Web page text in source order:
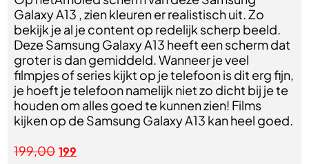
Galaxy A13 , zien kleuren er realistisch uit. Zo
bekijk je al je content op redelijk scherp beeld.
Deze Samsung Galaxy A13 heeft een scherm dat
groter is dan gemiddeld. Wanneer je veel
filmpjes of series kijkt op je telefoon is dit erg fijn,
je hoeft je telefoon namelijk niet zo dicht bij je te
houden om alles goed te kunnen zien! Films
kijken op de Samsung Galaxy A13 kan heel goed.
199,00 199